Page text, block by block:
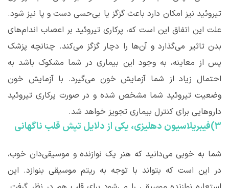
تیروئید نیز امکان دارد باعث گزگز یا بی‌حسی دست و پا نیز شود.
علت این اتفاق این است که، پرکاری تیروئید بر اعصاب اندام‌های
بدن تاثیر می‌گذارد و آن‌ها را دچار گزگز می‌کند. چنانچه پزشک
پس از معاینه، به وجود این بیماری در شما مشکوک باشد به
احتمال زیاد از شما آزمایش خون می‌گیرد. با آزمایش خون
وضعیت تیروئید شما مشخص شده و در صورت پرکاری تیروئید
داروهایی برای کنترل بیماری تجویز خواهد شد.
۳)فیبریلاسیون دهلیزی، یکی از دلایل تپش قلب ناگهانی
شما به خوبی می‌دانید که هنر یک نوازنده و موسیقی‌دان خوب،
در این است که بتواند با توجه به ریتم موسیقی بنوازد. این